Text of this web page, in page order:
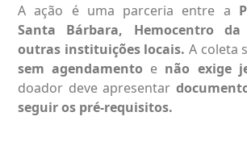
A ação é uma parceria entre a
Santa Bárbara, Hemocentro
outras instituições locais. A coleta
sem agendamento e não exige
doador deve apresentar
seguir os pré-requisitos.